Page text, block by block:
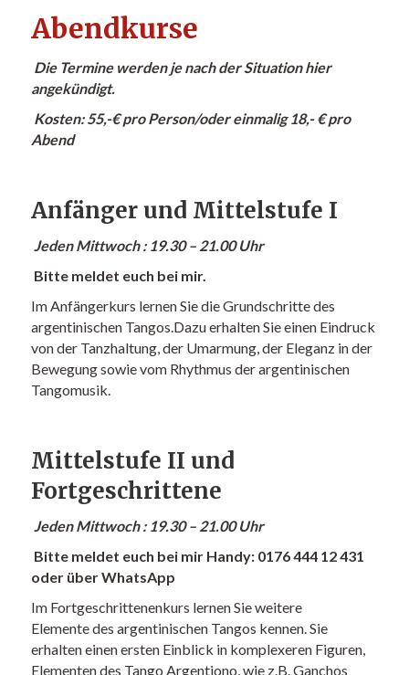
Abendkurse
Die Termine werden je nach der Situation hier
angekündigt.
Kosten: 55,-€ pro Person/oder einmalig 18,- € pro
Abend
Anfänger und Mittelstufe I
Jeden Mittwoch : 19.30 – 21.00 Uhr
Bitte meldet euch bei mir.
Im Anfängerkurs lernen Sie die Grundschritte des
argentinischen Tangos.Dazu erhalten Sie einen Eindruck
von der Tanzhaltung, der Umarmung, der Eleganz in der
Bewegung sowie vom Rhythmus der argentinischen
Tangomusik.
Mittelstufe II und
Fortgeschrittene
Jeden Mittwoch : 19.30 – 21.00 Uhr
Bitte meldet euch bei mir Handy: 0176 444 12 431
oder überWhatsApp
Im Fortgeschrittenenkurs lernen Sie weitere
Elemente des argentinischen Tangos kennen. Sie
erhalten einen ersten Einblick in komplexeren Figuren,
Elementen des Tango Argentiono, wie z.B. Ganchos